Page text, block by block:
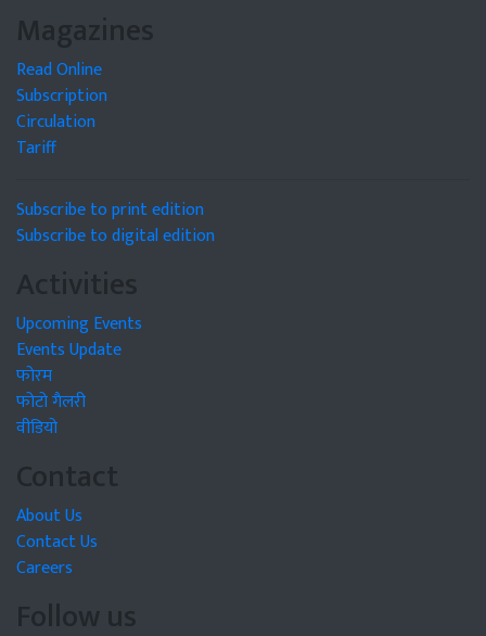
Magazines
Read Online
Subscription
Circulation
Tariff
Subscribe to print edition
Subscribe to digital edition
Activities
Upcoming Events
Events Update
फोरम
फोटो गैलरी
वीडियो
Contact
About Us
Contact Us
Careers
Follow us